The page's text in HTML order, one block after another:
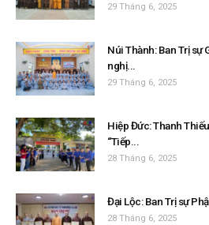
29 Tháng 6, 2025
Núi Thành: Ban Trị sự
nghị...
29 Tháng 6, 2025
Hiệp Đức: Thanh
“Tiếp...
28 Tháng 6, 2025
Đại Lộc: Ban Trị sự
28 Tháng 6, 2025